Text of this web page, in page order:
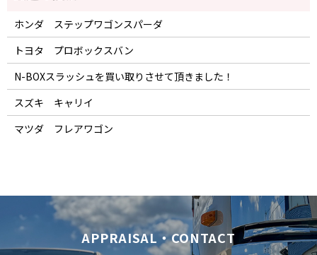
ホンダ ステップワゴンスパーダ
トヨタ プロボックスバン
N-BOXスラッシュを買い取りさせて頂きました！
スズキ キャリイ
マツダ フレアワゴン
APPRAISAL・CONTACT